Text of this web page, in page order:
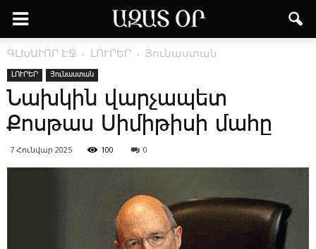
ԳԼԽԱՒՈՐ ԷՋ ԼՈՒՐԵՐ Յունաստան
ԼՈՒՐԵՐ Յունաստան
Նախկին վարչապետ
Քոսթաս Սիմիթիսի մահը
7 Հունվար 2025 100 0